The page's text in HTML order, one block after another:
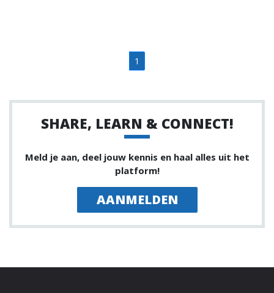
1
SHARE, LEARN & CONNECT!
Meld je aan, deel jouw kennis en haal alles uit het
platform!
AANMELDEN